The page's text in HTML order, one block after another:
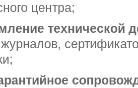
центра;
технической
журналов,